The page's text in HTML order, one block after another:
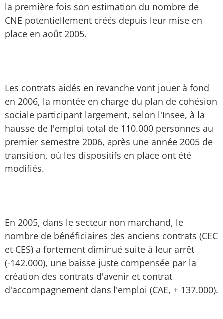
la première fois son estimation du nombre de
CNE potentiellement créés depuis leur mise en
place en août 2005.
Les contrats aidés en revanche vont jouer à fond
en 2006, la montée en charge du plan de cohésion
sociale participant largement, selon l'Insee, à la
hausse de l'emploi total de 110.000 personnes au
premier semestre 2006, après une année 2005 de
transition, où les dispositifs en place ont été
modifiés.
En 2005, dans le secteur non marchand, le
nombre de bénéficiaires des anciens contrats (CEC
et CES) a fortement diminué suite à leur arrêt
(-142.000), une baisse juste compensée par la
création des contrats d'avenir et contrat
d'accompagnement dans l'emploi (CAE, + 137.000).